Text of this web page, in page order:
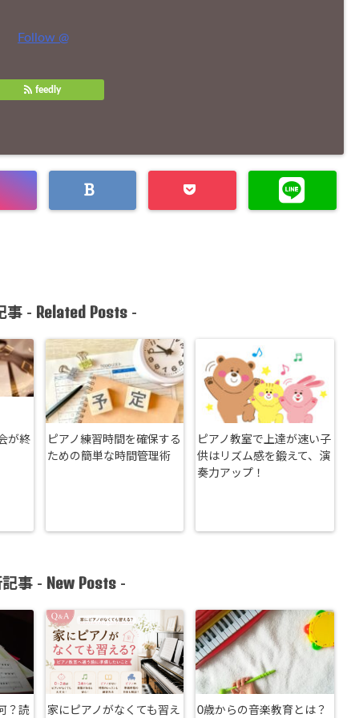
Follow @
feedly
事 - Related Posts-
が終
ピアノ練習時間を確保する
ための簡単な時間管理術
ピアノ教室で上達が速い子
供はリズム感を鍛えて、演
奏力アップ！
事 - New Posts -
？読 家にピアノがなくても習え 0歳からの音楽教育とは？